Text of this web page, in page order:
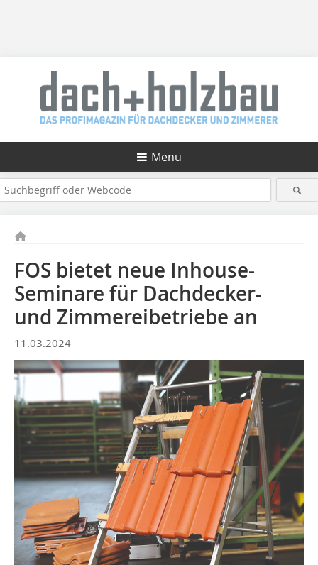
Menü
FOS bietet neue Inhouse-
Seminare für Dachdecker-
und Zimmereibetriebe an
11.03.2024